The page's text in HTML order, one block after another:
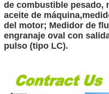
de combustible pesado,
aceite de
del motor; Medidor de
engranaje oval con
pulso (tipo LC).